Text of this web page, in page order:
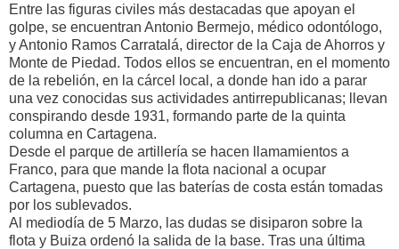
Entre las figuras civiles más destacadas que apoyan el
golpe, se encuentran Antonio Bermejo, médico odontólogo,
y Antonio Ramos Carratalá, director de la Caja de Ahorros y
Monte de Piedad. Todos ellos se encuentran, en el momento
de la rebelión, en la cárcel local, a donde han ido a parar
una vez conocidas sus actividades antirrepublicanas; llevan
conspirando desde 1931, formando parte de la quinta
columna en Cartagena.
Desde el parque de artillería se hacen llamamientos a
Franco, para que mande la flota nacional a ocupar
Cartagena, puesto que las baterías de costa están tomadas
por los sublevados.
Al mediodía de 5 Marzo, las dudas se disiparon sobre la
flota y Buiza ordenó la salida de la base. Tras una última